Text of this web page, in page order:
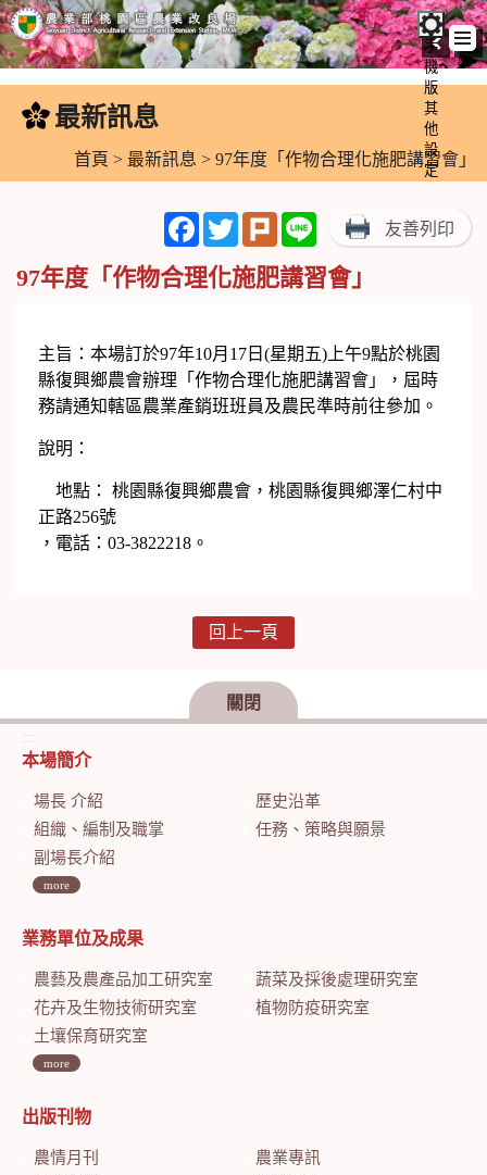
跳
內
手
機
版
其
他
設
定
最新訊息
首頁 > 最新訊息 > 97年度「作物合理化施肥講習會」
FacebookTwitterPlurk Line 友善列印
97年度「作物合理化施肥講習會」
主旨：本場訂於97年10月17日(星期五)上午9點於桃園
縣復興鄉農會辦理「作物合理化施肥講習會」，屆時
務請通知轄區農業產銷班班員及農民準時前往參加。
說明：
地點： 桃園縣復興鄉農會，桃園縣復興鄉澤仁村中
正路256號
，電話：03-3822218。
回上一頁
關閉
:::
本場簡介
場長 介紹
歷史沿革
組織、編制及職掌
任務、策略與願景
副場長介紹
more
業務單位及成果
農藝及農產品加工研究室
蔬菜及採後處理研究室
花卉及生物技術研究室
植物防疫研究室
土壤保育研究室
more
出版刊物
農情月刊
農業專訊